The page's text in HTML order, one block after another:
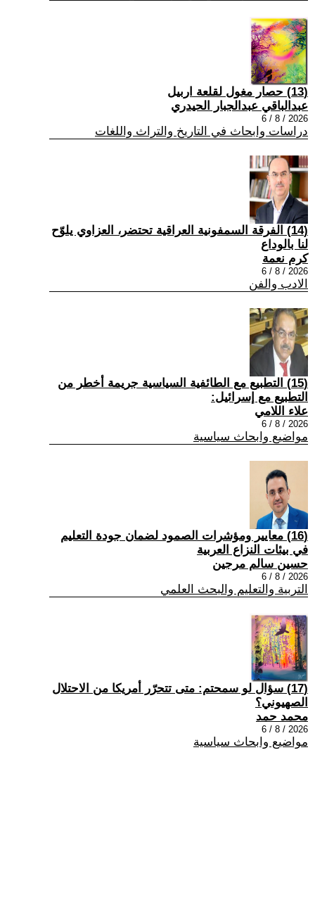
(13) حصار مغول لقلعة اربيل
عبدالباقي عبدالجبار الحيدري
2026 / 8 / 6
دراسات وابحاث في التاريخ والتراث واللغات
(14) الفرقة السمفونية العراقية تحتضر، العزاوي يلوّح
لنا بالوداع
كرم نعمة
2026 / 8 / 6
الادب والفن
(15) التطبيع مع الطائفية السياسية جريمة أخطر من
التطبيع مع إسرائيل:
علاء اللامي
2026 / 8 / 6
مواضيع وابحاث سياسية
(16) معايير ومؤشرات الصمود لضمان جودة التعليم
في بيئات النزاع العربية
حسين سالم مرجين
2026 / 8 / 6
التربية والتعليم والبحث العلمي
(17) سؤال لو سمحتم: متى تتحرّر أمريكا من الاحتلال
الصهيوني؟
محمد حمد
2026 / 8 / 6
مواضيع وابحاث سياسية